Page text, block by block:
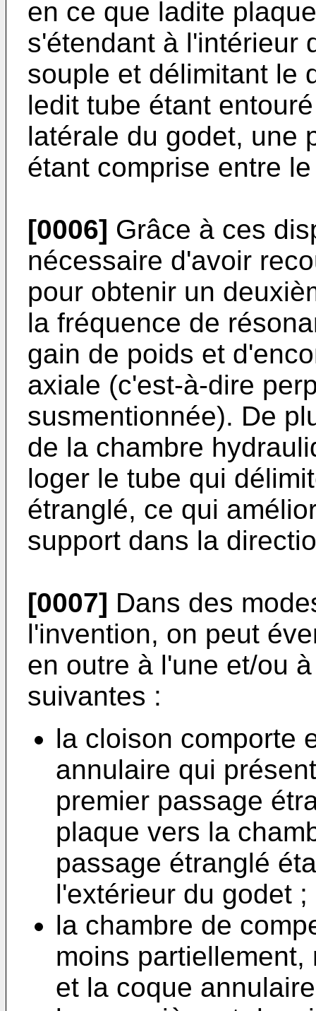
en ce que ladite
s'étendant à l'intérieur
souple et délimitant le
ledit tube étant
latérale du godet, une
étant comprise entre
[0006] Grâce à ces
nécessaire d'avoir
pour obtenir un
la fréquence de
gain de poids et
axiale (c'est-à-dire
susmentionnée). De
de la chambre
loger le tube qui
étranglé, ce qui
support dans la
[0007] Dans des
l'invention, on peut
en outre à l'une et/ou
suivantes :
la cloison comporte
annulaire qui
premier passage
plaque vers la
passage étranglé
l'extérieur du godet ;
la chambre de
moins
et la coque